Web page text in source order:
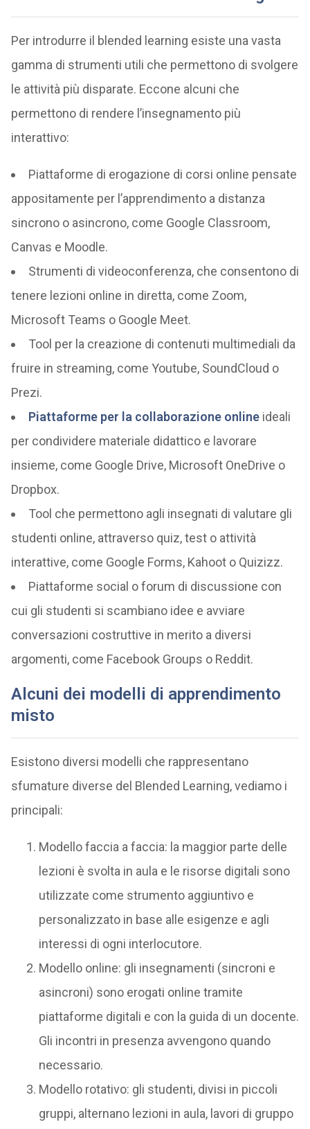
Per introdurre il blended learning esiste una vasta
gamma di strumenti utili che permettono di svolgere
le attività più disparate. Eccone alcuni che
permettono di rendere l’insegnamento più
interattivo:
Piattaforme di erogazione di corsi online pensate
appositamente per l’apprendimento a distanza
sincrono o asincrono, come Google Classroom,
Canvas e Moodle.
Strumenti di videoconferenza, che consentono di
tenere lezioni online in diretta, come Zoom,
Microsoft Teams o Google Meet.
Tool per la creazione di contenuti multimediali da
fruire in streaming, come Youtube, SoundCloud o
Prezi.
Piattaforme per la collaborazione onlineideali
per condividere materiale didattico e lavorare
insieme, come Google Drive, Microsoft OneDrive o
Dropbox.
Tool che permettono agli insegnati di valutare gli
studenti online, attraverso quiz, test o attività
interattive, come Google Forms, Kahoot o Quizizz.
Piattaforme social o forum di discussione con
cui gli studenti si scambiano idee e avviare
conversazioni costruttive in merito a diversi
argomenti, come Facebook Groups o Reddit.
Alcuni dei modelli di apprendimento
misto
Esistono diversi modelli che rappresentano
sfumature diverse del Blended Learning, vediamo i
principali:
Modello faccia a faccia: la maggior parte delle
lezioni è svolta in aula e le risorse digitali sono
utilizzate come strumento aggiuntivo e
personalizzato in base alle esigenze e agli
interessi di ogni interlocutore.
Modello online: gli insegnamenti (sincroni e
asincroni) sono erogati online tramite
piattaforme digitali e con la guida di un docente.
Gli incontri in presenza avvengono quando
necessario.
Modello rotativo: gli studenti, divisi in piccoli
gruppi, alternano lezioni in aula, lavori di gruppo